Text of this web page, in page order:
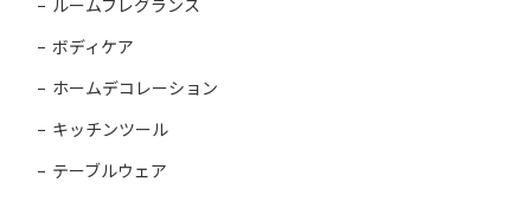
ルームフレグランス
ボディケア
ホームデコレーション
キッチンツール
テーブルウェア